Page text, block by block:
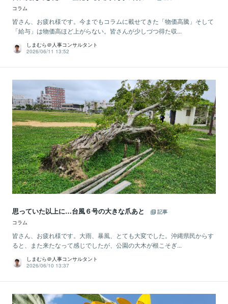
コラム
皆さん、お疲れ様です。今までもコラムに載せてきた「物価高騰」そして
「給与」は物価高ほど上がらない。皆さんが少しづつ得た収...
しまむら＠人事コンサルタント
2026/06/11 13:52
思っていた以上に…台風６号の大きな爪あと
記事
コラム
皆さん、お疲れ様です。大雨、暴風、とても大変でした。沖縄県民からす
ると、また来たなって感じでしたが、公園の大木が根こそぎ...
しまむら＠人事コンサルタント
2026/06/10 13:37